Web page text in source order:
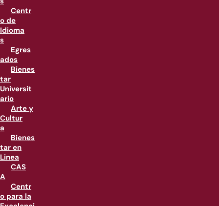
Centr
o de
Idioma
s
Egres
ados
Bienes
tar
Universit
ario
Arte y
Cultur
a
Bienes
tar en
Linea
CAS
A
Centr
o para la